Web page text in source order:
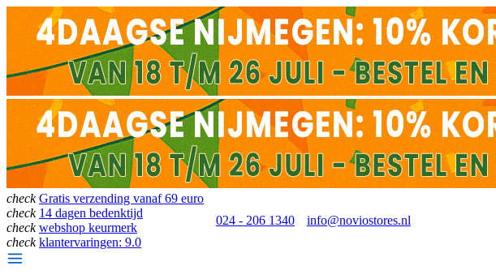
check Gratis verzending vanaf 69 euro
check 14 dagen bedenktijd
check webshop keurmerk
check klantervaringen: 9.0
024 - 206 1340 info@noviostores.nl